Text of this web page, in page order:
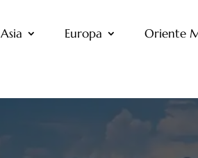
Asia Europa Oriente